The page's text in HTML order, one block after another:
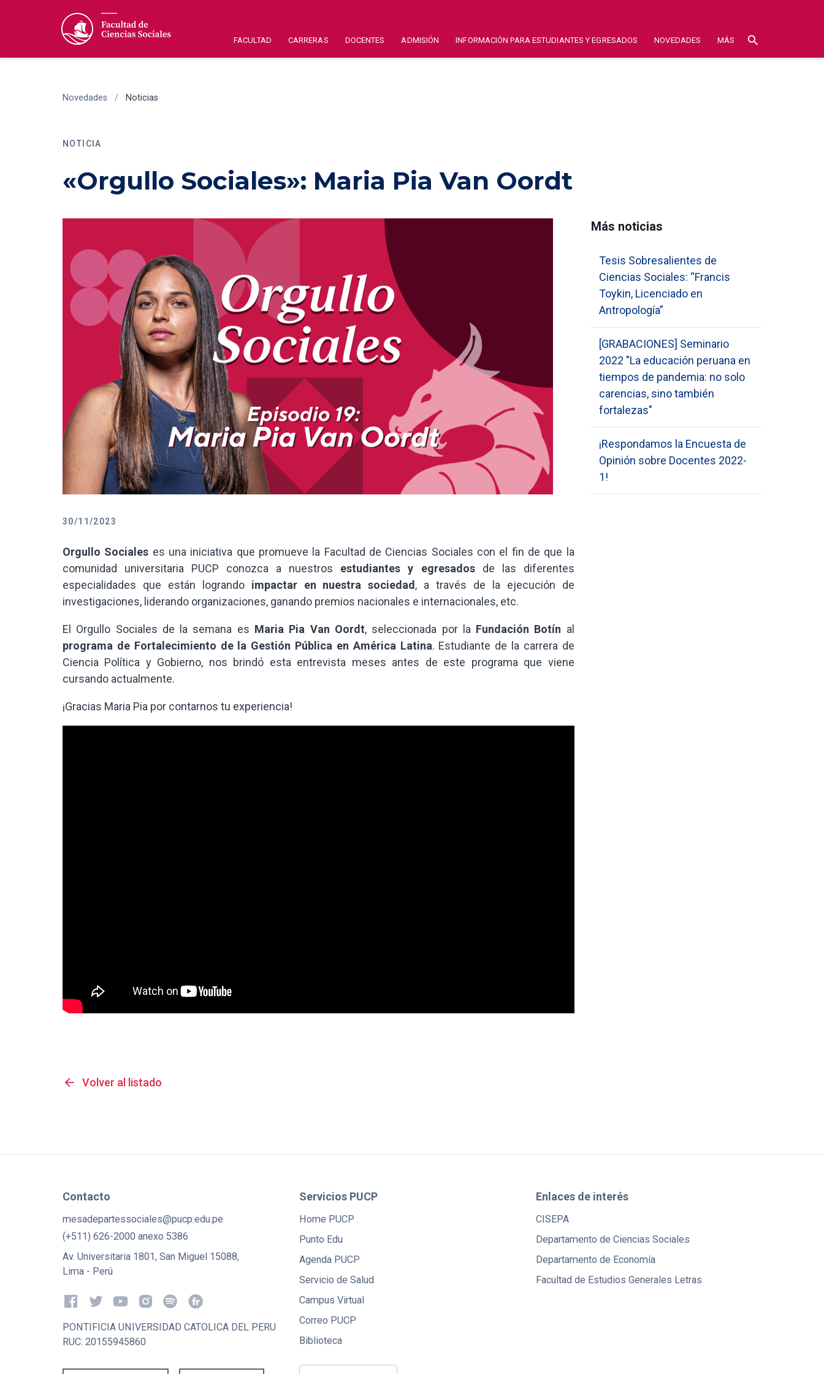
FACULTAD CARRERAS DOCENTES ADMISIÓN INFORMACIÓN PARA ESTUDIANTES Y EGRESADOS NOVEDADES MÁS search
Novedades / Noticias
NOTICIA
«Orgullo Sociales»: Maria Pia Van Oordt
30/11/2023
Orgullo Sociales es una iniciativa que promueve la Facultad de Ciencias Sociales con el fin de que la
comunidad universitaria PUCP conozca a nuestros estudiantes y egresadosde las diferentes
especialidades que están lograndoimpactar en nuestra sociedad , a través de la ejecución de
investigaciones, liderando organizaciones, ganando premios nacionales e internacionales, etc.
El Orgullo Sociales de la semana es Maria Pia Van Oordt, seleccionada por la Fundación Botín al
programa de Fortalecimiento de la Gestión Pública en América Latina. Estudiante de la carrera de
Ciencia Política y Gobierno, nos brindó esta entrevista meses antes de este programa que viene
cursando actualmente.
¡Gracias Maria Pia por contarnos tu experiencia!
arrow_back Volver al listado
Más noticias
Tesis Sobresalientes de
Ciencias Sociales: “Francis
Toykin, Licenciado en
Antropología”
[GRABACIONES] Seminario
2022 "La educación peruana en
tiempos de pandemia: no solo
carencias, sino también
fortalezas"
¡Respondamos la Encuesta de
Opinión sobre Docentes 2022-
1!
Contacto
mesadepartessociales@pucp.edu.pe
(+511) 626-2000 anexo 5386
Av. Universitaria 1801, San Miguel 15088,
Lima - Perú
PONTIFICIA UNIVERSIDAD CATOLICA DEL PERU
RUC: 20155945860
Servicios PUCP
Home PUCP
Punto Edu
Agenda PUCP
Servicio de Salud
Campus Virtual
Correo PUCP
Biblioteca
Enlaces de interés
CISEPA
Departamento de Ciencias Sociales
Departamento de Economía
Facultad de Estudios Generales Letras